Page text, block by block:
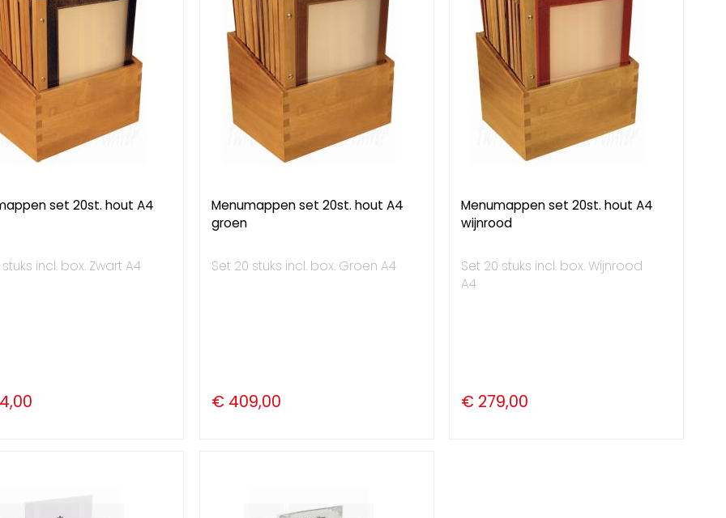
set 20st. hout A4
incl. box. Zwart A4
Menumappen set 20st. hout A4
groen
Set 20 stuks incl. box. Groen A4
€ 409,00
Menumappen set 20st. hout A4
wijnrood
Set 20 stuks incl. box. Wijnrood
A4
€ 279,00